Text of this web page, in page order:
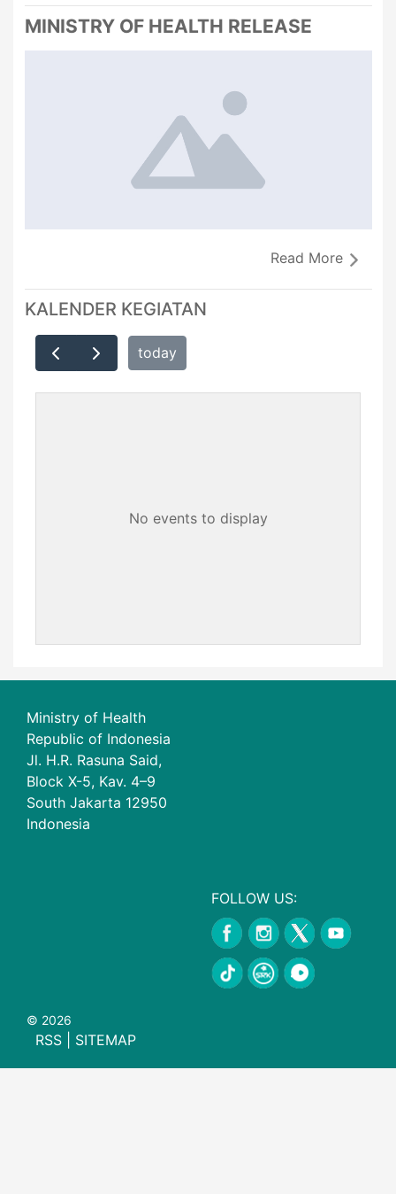
MINISTRY OF HEALTH RELEASE
Read More
KALENDER KEGIATAN
today
No events to display
Ministry of Health
Republic of Indonesia
Jl. H.R. Rasuna Said,
Block X-5, Kav. 4–9
South Jakarta 12950
Indonesia
FOLLOW US:
© 2026
RSS SITEMAP